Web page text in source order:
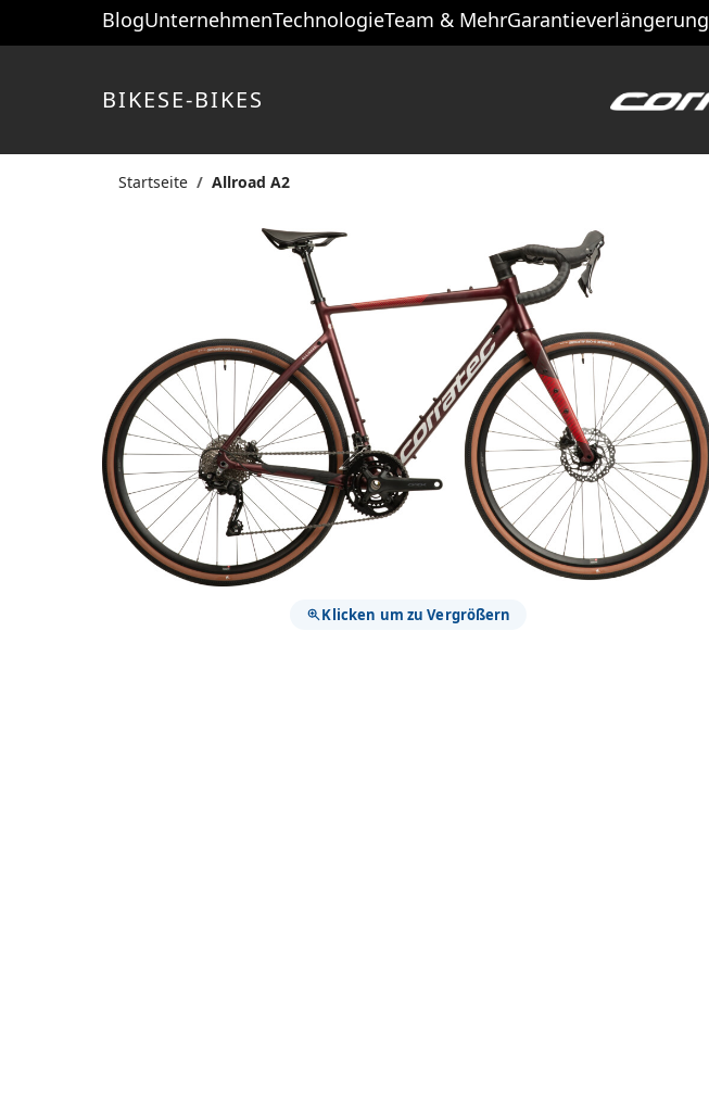
BlogUnternehmenTechnologieTeam & MehrGarantieverlängerung
BIKESE-BIKES
Startseite Allroad A2
Klicken um zu Vergrößern